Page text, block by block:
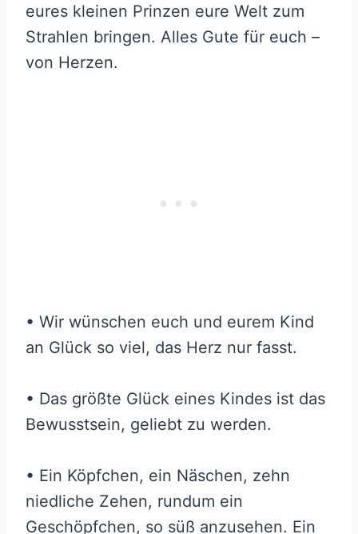
eures kleinen Prinzen eure Welt zum
Strahlen bringen. Alles Gute für euch –
von Herzen.
• Wir wünschen euch und eurem Kind
an Glück so viel, das Herz nur fasst.
• Das größte Glück eines Kindes ist das
Bewusstsein, geliebt zu werden.
• Ein Köpfchen, ein Näschen, zehn
niedliche Zehen, rundum ein
Geschöpfchen, so süß anzusehen. Ein